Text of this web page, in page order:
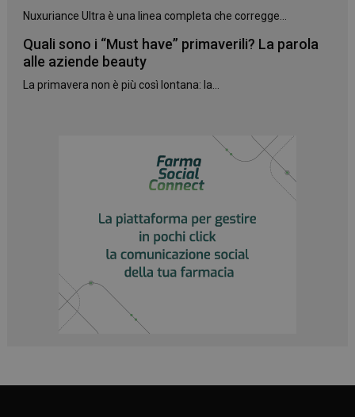
Nuxuriance Ultra è una linea completa che corregge...
Quali sono i “Must have” primaverili? La parola
alle aziende beauty
La primavera non è più così lontana: la...